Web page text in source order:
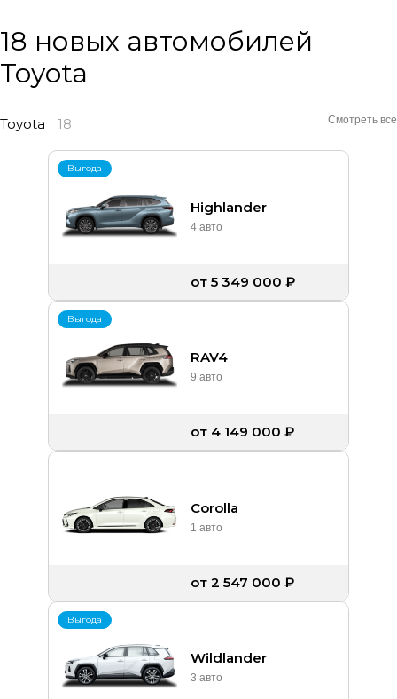
18 новых автомобилей
Toyota
Toyota 18 Смотреть все
Выгода
Highlander
4 авто
от 5 349 000 ₽
Выгода
RAV4
9 авто
от 4 149 000 ₽
Corolla
1 авто
от 2 547 000 ₽
Выгода
Wildlander
3 авто